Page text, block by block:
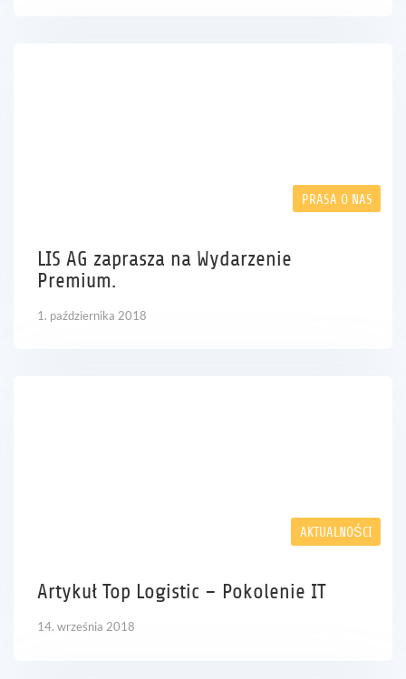
PRASA O NAS
LIS AG zaprasza na Wydarzenie
Premium.
1. października 2018
AKTUALNOŚCI
Artykuł Top Logistic – Pokolenie IT
14. września 2018